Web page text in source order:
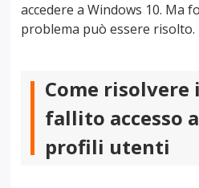
accedere a Windows 10. Ma
problema può essere risolto.
Come
fallito accesso
profili utenti